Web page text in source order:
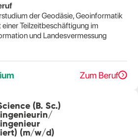
der Geodäsie, Geoinformatik
Teilzeitbeschäftigung im
und Landesvermessung
Zum Beruf
(B. Sc.)
(m/w/d)